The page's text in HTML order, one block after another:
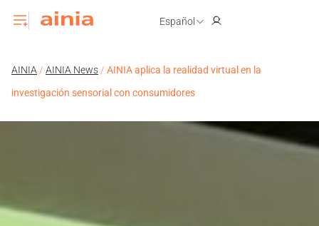
Español
AINIA / AINIA News / AINIA aplica la realidad virtual en la
investigación sensorial con consumidores